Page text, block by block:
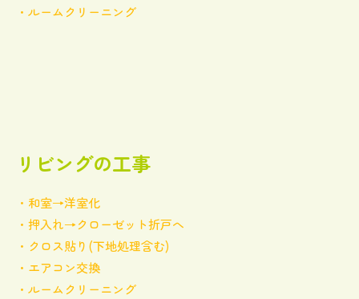
・ルームクリーニング
リビングの工事
・和室→洋室化
・押入れ→クローゼット折戸へ
・クロス貼り(下地処理含む)
・エアコン交換
・ルームクリーニング